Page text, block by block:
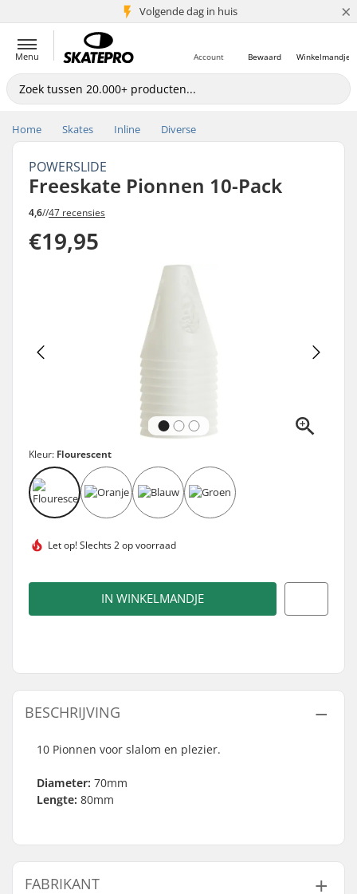
Volgende dag in huis
5+ mln. klanten ×
Menu Winkelmandje
Bewaard
Account
Home Skates Inline Diverse
POWERSLIDE
Freeskate Pionnen 10-Pack
4,6//47 recensies
€19,95
Kleur: Flourescent
Let op!Slechts 2 op voorraad
IN WINKELMANDJE
BESCHRIJVING
10 Pionnen voor slalom en plezier.
Diameter: 70mm
Lengte: 80mm
FABRIKANT